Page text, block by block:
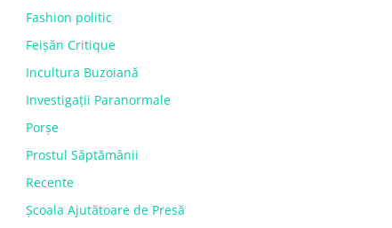
Fashion politic
Feișăn Critique
Incultura Buzoiană
Investigații Paranormale
Porșe
Prostul Săptămânii
Recente
Școala Ajutătoare de Presă